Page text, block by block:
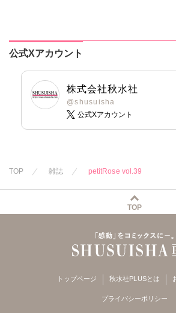
葉月かず
公式Xアカウント
株式会社秋水社
@shusuisha
公式Xアカウント
TOP 雑誌 petitRose vol.39
TOP
トップページ 秋水社PLUSとは
プライバシーポリシー